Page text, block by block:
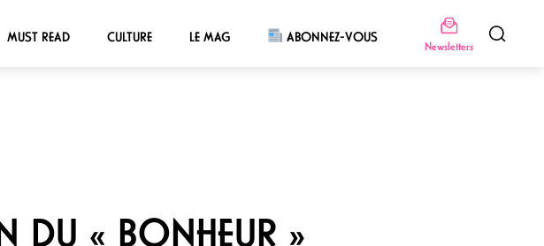
MUST READ CULTURE LE MAG ABONNEZ-VOUS
Newsletters
DU « BONHEUR »